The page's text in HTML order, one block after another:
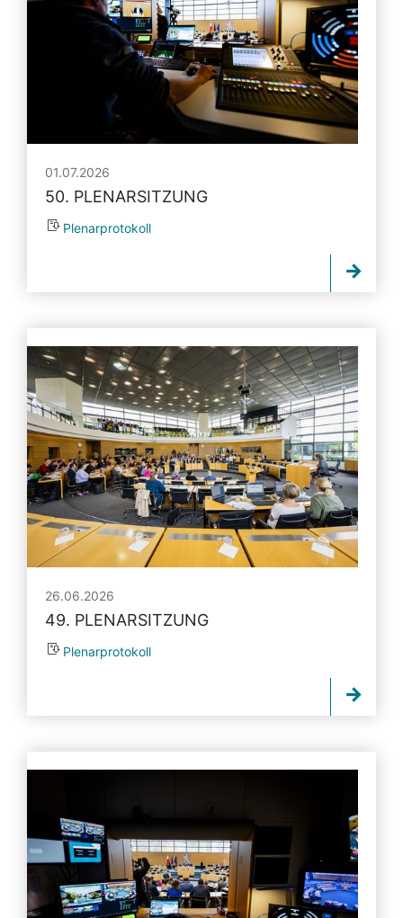
01.07.2026
50. PLENARSITZUNG
Plenarprotokoll
26.06.2026
49. PLENARSITZUNG
Plenarprotokoll